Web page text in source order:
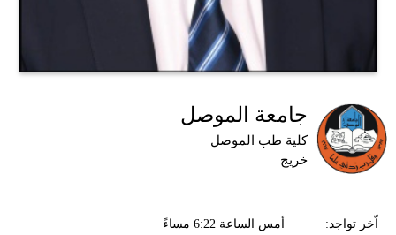
جامعة الموصل
كلية طب الموصل
خريج
اّخر تواجد:
أمس الساعة 6:22 مساءً